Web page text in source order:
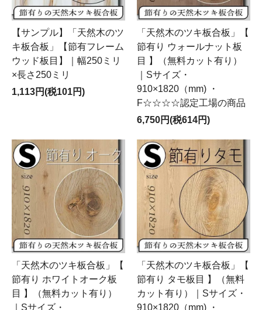
【サンプル】「天然木のツ
キ板合板」【節有フレーム
ウッド板目】｜幅250ミリ
×長さ250ミリ
1,113円(税101円)
「天然木のツキ板合板」【
節有り ウォールナット板
目 】（無料カット有り）
｜Sサイズ・
910×1820（mm) ・
F☆☆☆☆認定工場の商品
6,750円(税614円)
「天然木のツキ板合板」【
節有り ホワイトオーク板
目 】（無料カット有り）
｜Sサイズ・
「天然木のツキ板合板」【
節有り タモ板目 】（無料
カット有り）｜Sサイズ・
910×1820（mm) ・